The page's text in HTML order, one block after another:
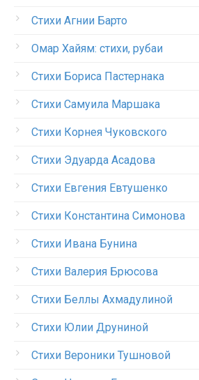
Стихи Агнии Барто
Омар Хайям: стихи, рубаи
Стихи Бориса Пастернака
Стихи Самуила Маршака
Стихи Корнея Чуковского
Стихи Эдуарда Асадова
Стихи Евгения Евтушенко
Стихи Константина Симонова
Стихи Ивана Бунина
Стихи Валерия Брюсова
Стихи Беллы Ахмадулиной
Стихи Юлии Друниной
Стихи Вероники Тушновой